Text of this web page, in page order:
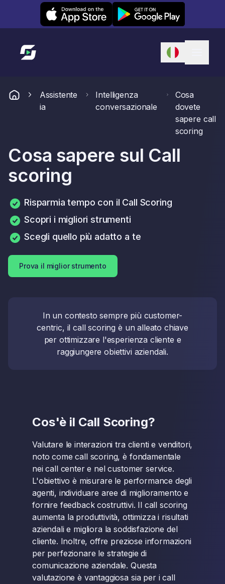
Leexi on iOS Leexi on Android
Link alla homepage
Assistente
ia
Intelligenza
conversazionale
Cosa
dovete
sapere call
scoring
Cosa sapere sul Call
scoring
Risparmia tempo con il Call Scoring
Scopri i migliori strumenti
Scegli quello più adatto a te
Prova il miglior strumento
In un contesto sempre più customer-
centric, il call scoring è un alleato chiave
per ottimizzare l'esperienza cliente e
raggiungere obiettivi aziendali.
Cos'è il Call Scoring?
Valutare le interazioni tra clienti e venditori,
noto come call scoring, è fondamentale
nei call center e nel customer service.
L'obiettivo è misurare le performance degli
agenti, individuare aree di miglioramento e
fornire feedback costruttivi. Il call scoring
aumenta la produttività, ottimizza i risultati
aziendali e migliora la soddisfazione del
cliente. Inoltre, offre preziose informazioni
per perfezionare le strategie di
comunicazione aziendale. Questa
valutazione è vantaggiosa sia per i call